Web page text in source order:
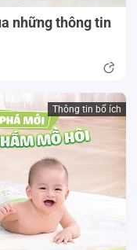
những thông tin
Thông tin bổ ích